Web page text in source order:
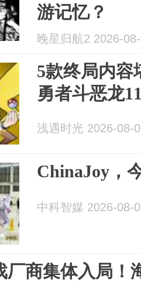
游记忆？
晚星归航2 2026-
5款终局内容
勇者斗恶龙
浅遇时光 2026-08-
ChinaJoy，
中科智媒 2026-08-
厂商集体入局！